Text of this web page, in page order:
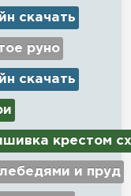
скачать
руно
скачать
крестом
и пруд